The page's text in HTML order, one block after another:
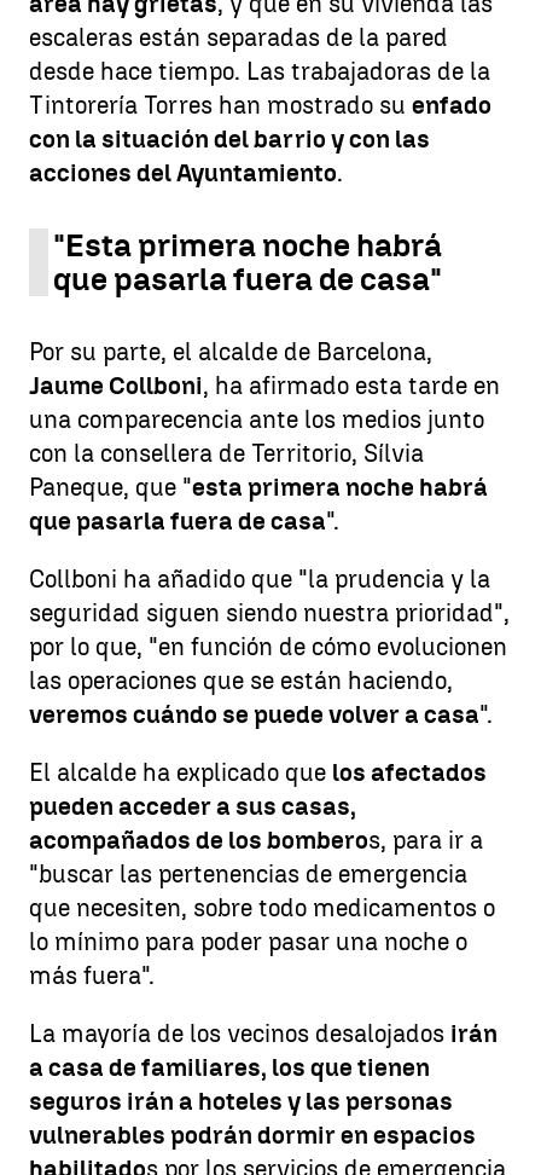
escaleras están separadas de la pared
desde hace tiempo. Las trabajadoras de la
Tintorería Torres han mostrado su enfado
con la situación del barrio y con las
acciones del Ayuntamiento.
"Esta primera noche habrá
que pasarla fuera de casa"
Por su parte, el alcalde de Barcelona,
Jaume Collboni, ha afirmado esta tarde en
una comparecencia ante los medios junto
con la consellera de Territorio, Sílvia
Paneque, que "esta primera noche habrá
que pasarla fuera de casa".
Collboni ha añadido que "la prudencia y la
seguridad siguen siendo nuestra prioridad",
por lo que, "en función de cómo evolucionen
las operaciones que se están haciendo,
veremos cuándo se puede volver a casa".
El alcalde ha explicado que los afectados
pueden acceder a sus casas,
acompañados de los bomberos, para ir a
"buscar las pertenencias de emergencia
que necesiten, sobre todo medicamentos o
lo mínimo para poder pasar una noche o
más fuera".
La mayoría de los vecinos desalojados irán
a casa de familiares, los que tienen
seguros irán a hoteles y las personas
vulnerables podrán dormir en espacios
habilitados por los servicios de emergencia